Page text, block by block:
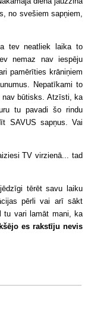
no svešiem sapņiem,
tev neatliek laika to
nemaz nav iespēju
pamērīties krāniņiem
Nepatīkami to
būtisks. Atzīsti, ka
tu pavadi šo rindu
SAVUS sapņus. Vai
TV virzienā... tad
tērēt savu laiku
pērli vai arī sākt
tu vari lamāt mani, ka
es rakstīju nevis